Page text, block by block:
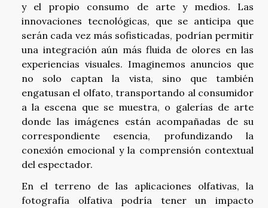
y el propio consumo de arte y medios. Las
innovaciones tecnológicas, que se anticipa que
serán cada vez más sofisticadas, podrían permitir
una integración aún más fluida de olores en las
experiencias visuales. Imaginemos anuncios que
no solo captan la vista, sino que también
engatusan el olfato, transportando al consumidor
a la escena que se muestra, o galerías de arte
donde las imágenes están acompañadas de su
correspondiente esencia, profundizando la
conexión emocional y la comprensión contextual
del espectador.
En el terreno de las aplicaciones olfativas, la
fotografía olfativa podría tener un impacto